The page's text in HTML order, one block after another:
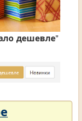
дешевле"